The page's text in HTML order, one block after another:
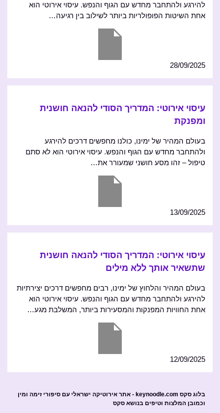
להירגע ולהתחבר מחדש עם הגוף והנפש. עיסוי אירוטי הוא
אחת השיטות הפופולריות ביותר לשילוב בין רגיעה…
28/09/2025
עיסוי אירוטי: המדריך הסודי להנאה חושנית
ומפנקת
בעולם המהיר של ימינו, כולנו מחפשים דרכים להירגע
ולהתחבר מחדש עם הגוף והנפש. עיסוי אירוטי הוא לא סתם
טיפול – זהו מסע חושני שמעורר את…
13/09/2025
עיסוי אירוטי: המדריך הסודי להנאה חושנית
שתשאיר אותך ללא מילים
בעולם המהיר והלחוץ של ימינו, רבים מחפשים דרכים יצירתיות
להירגע ולהתחבר מחדש עם הגוף והנפש. עיסוי אירוטי הוא
אחת החוויות המפנקות והמסעירות ביותר, המשלבת מגע…
12/09/2025
בלוג סקס keynoodle.com - אתר אירוטיקה ישראלי עם סיפורי זימה ומין
וכמובן המלצות וטיפים בנושא סקס